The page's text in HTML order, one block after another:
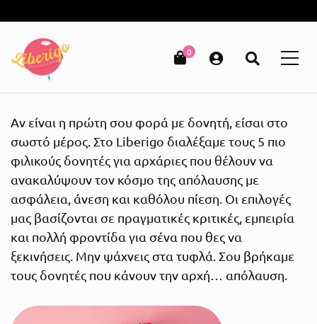
0
Αν είναι η πρώτη σου φορά με δονητή, είσαι στο
σωστό μέρος. Στο Liberigo διαλέξαμε τους 5 πιο
φιλικούς δονητές για αρχάριες που θέλουν να
ανακαλύψουν τον κόσμο της απόλαυσης με
ασφάλεια, άνεση και καθόλου πίεση. Οι επιλογές
μας βασίζονται σε πραγματικές κριτικές, εμπειρία
και πολλή φροντίδα για σένα που θες να
ξεκινήσεις. Μην ψάχνεις στα τυφλά. Σου βρήκαμε
τους δονητές που κάνουν την αρχή… απόλαυση.